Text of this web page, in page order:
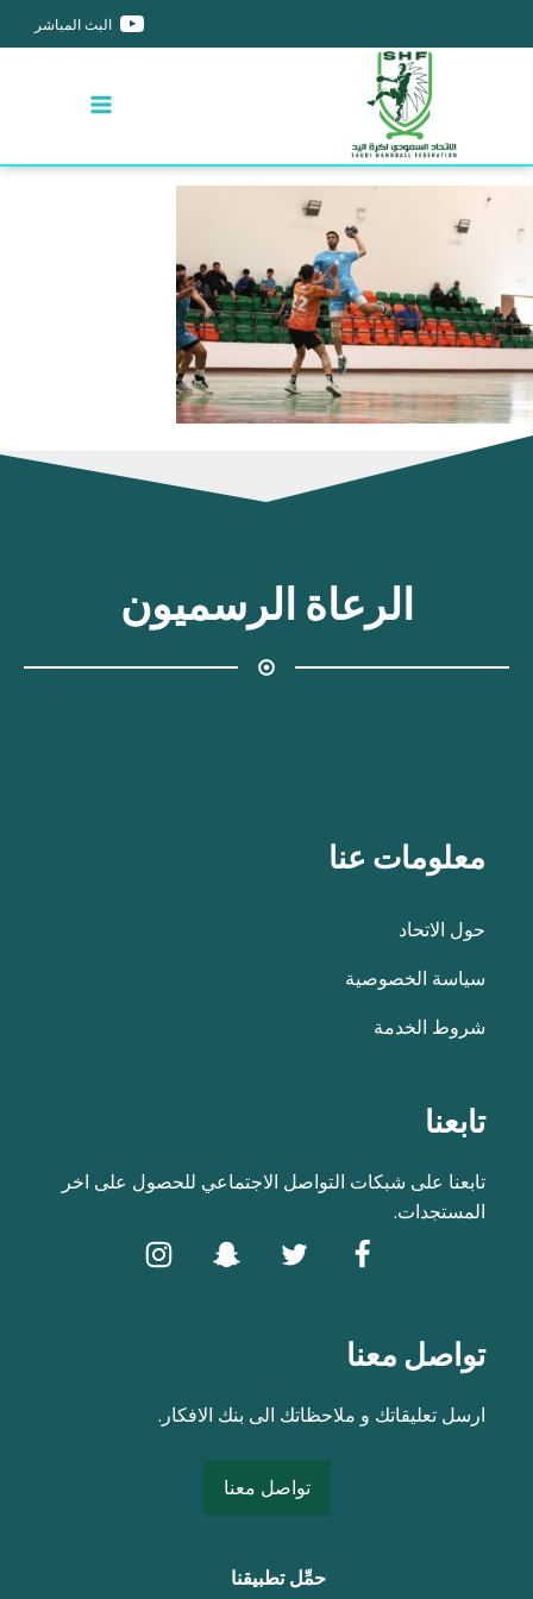
البث المباشر
الرعاة الرسميون
معلومات عنا
حول الاتحاد
سياسة الخصوصية
شروط الخدمة
تابعنا
تابعنا على شبكات التواصل الاجتماعي للحصول على اخر
المستجدات.
تواصل معنا
ارسل تعليقاتك و ملاحظاتك الى بنك الافكار.
تواصل معنا
حمِّل تطبيقنا